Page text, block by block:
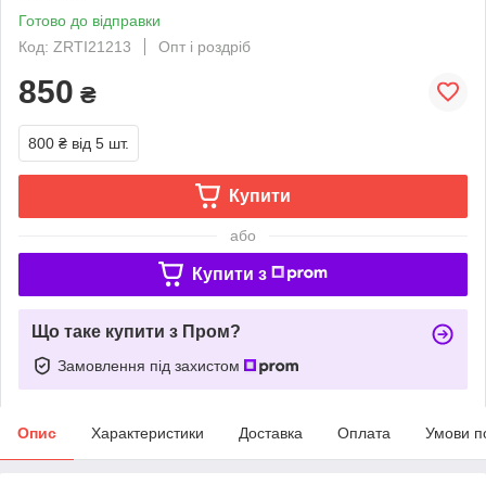
Готово до відправки
Код: ZRTI21213
Опт і роздріб
850 ₴
800 ₴ від 5 шт.
Купити
або
Купити з
Що таке купити з Пром?
Замовлення під захистом
Опис Характеристики Доставка Оплата Умови